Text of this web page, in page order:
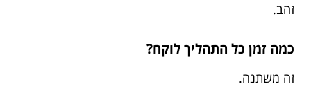
זהב.
כמה זמן כל התהליך לוקח?
זה משתנה.